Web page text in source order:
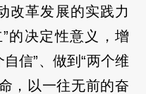
改革发展的实践力
的决定性意义，增
信”、做到“两个维
，以一往无前的奋